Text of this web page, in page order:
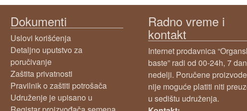
Dokumenti
Uslovi korišćenja
Detaljno uputstvo za
poručivanje
Zaštita privatnosti
Pravilnik o zaštiti potrošača
Udruženje je upisano u
Radno vreme i
kontakt
Internet prodavnica
baste” radi od 00-24h, 7
nedelji. Poručene proizvode
nije moguće platiti niti
u sedištu udruženja.